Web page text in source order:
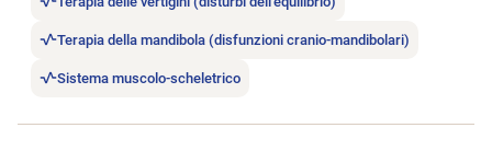
Terapia della mandibola (disfunzioni cranio-mandibolari)
Sistema muscolo-scheletrico